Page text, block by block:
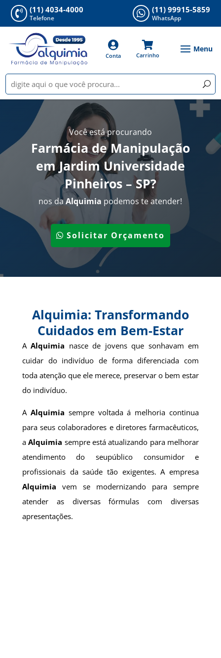
 (11) 4034-4000
Telefone  (11) 99915-5859
WhatsApp

Conta

Carrinho
Você está procurando
Farmácia de Manipulação
em Jardim Universidade
Pinheiros – SP?
nos daAlquimia podemos te atender!
Solicitar Orçamento
Alquimia: Transformando
Cuidados em Bem-Estar
AAlquimia nasce de jovens que sonhavam em
cuidar do indivíduo de forma diferenciada com
toda atenção que ele merece, preservar o bem estar
do indivíduo.
A Alquimia sempre voltada á melhoria continua
para seus colaboradores e diretores farmacêuticos,
aAlquimia sempre está atualizando para melhorar
atendimento do seupúblico consumidor e
profissionais da saúde tão exigentes. A empresa
Alquimia vem se modernizando para sempre
atender as diversas fórmulas com diversas
apresentações.